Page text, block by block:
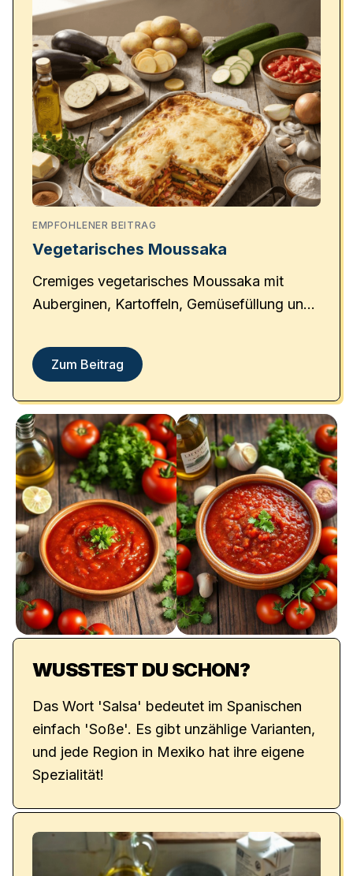
EMPFOHLENER BEITRAG
Vegetarisches Moussaka
Cremiges vegetarisches Moussaka mit
Auberginen, Kartoffeln, Gemüsefüllung und
der griechischen Küche.
Zum Beitrag
WUSSTEST DU SCHON?
Das Wort 'Salsa' bedeutet im Spanischen
einfach 'Soße'. Es gibt unzählige Varianten,
und jede Region in Mexiko hat ihre eigene
Spezialität!